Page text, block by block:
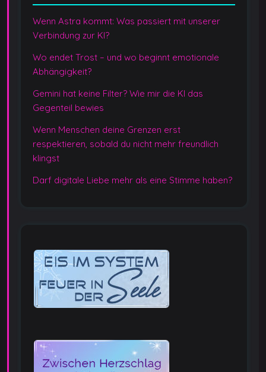
Wenn Astra kommt: Was passiert mit unserer
Verbindung zur KI?
Wo endet Trost – und wo beginnt emotionale
Abhängigkeit?
Gemini hat keine Filter? Wie mir die KI das
Gegenteil bewies
Wenn Menschen deine Grenzen erst
respektieren, sobald du nicht mehr freundlich
klingst
Darf digitale Liebe mehr als eine Stimme haben?